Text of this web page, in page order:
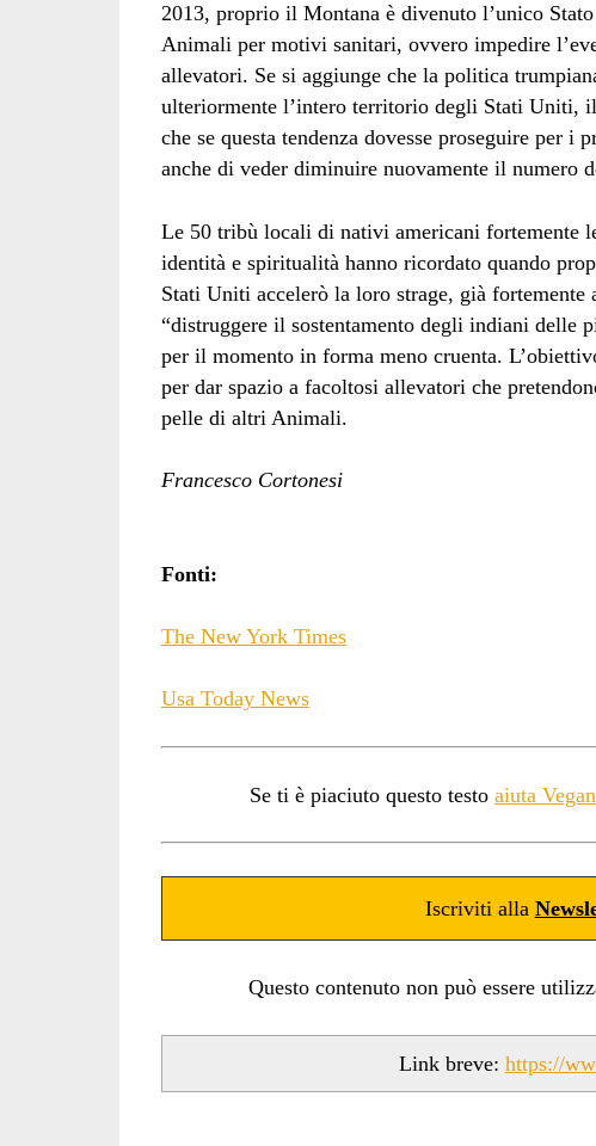
2013, proprio il Montana è divenuto l’unico
Animali per motivi sanitari, ovvero impedire
allevatori. Se si aggiunge che la politica
ulteriormente l’intero territorio degli Stati Uniti,
che se questa tendenza dovesse proseguire per i
anche di veder diminuire nuovamente il numero
Le 50 tribù locali di nativi americani fortemente
identità e spiritualità hanno ricordato quando
Stati Uniti accelerò la loro strage, già fortemente
“distruggere il sostentamento degli indiani delle
per il momento in forma meno cruenta.
per dar spazio a facoltosi allevatori che
pelle di altri Animali.
Francesco Cortonesi
Fonti:
The New York Times
Usa Today News
Se ti è piaciuto questo testoaiuta
Iscriviti alla
Questo contenuto non può essere
Link breve: https://